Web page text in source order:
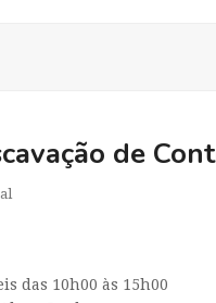
de
das 10h00 às 15h00